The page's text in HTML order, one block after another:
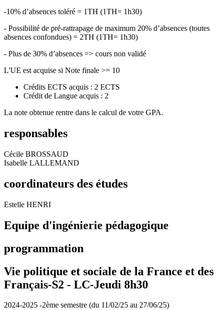
-10% d’absences toléré = 1TH (1TH= 1h30)
- Possibilité de pré-rattrapage de maximum 20% d’absences (toutes
absences confondues) = 2TH (1TH= 1h30)
- Plus de 30% d’absences => cours non validé
L'UE est acquise si Note finale >= 10
Crédits ECTS acquis : 2 ECTS
Crédit de Langue acquis : 2
La note obtenue rentre dans le calcul de votre GPA.
responsables
Cécile BROSSAUD
Isabelle LALLEMAND
coordinateurs des études
Estelle HENRI
Equipe d'ingénierie pédagogique
programmation
Vie politique et sociale de la France et des
Français-S2 - LC-Jeudi 8h30
2024-2025 -2ème semestre (du 11/02/25 au 27/06/25)